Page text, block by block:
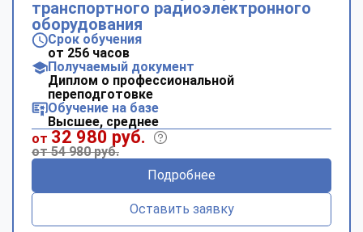
транспортного радиоэлектронного
оборудования
Срок обучения
от 256 часов
Получаемый документ
Диплом о профессиональной
переподготовке
Обучение на базе
Высшее, среднее
от 32 980 руб.
от 54 980 руб.
Подробнее
Оставить заявку